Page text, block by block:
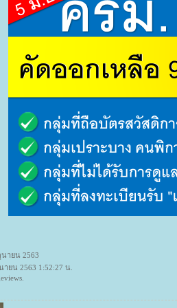
นายน 2563
ายน 2563 1:52:27 น.